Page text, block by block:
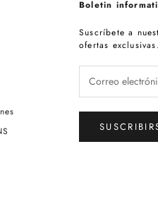
Boletin
Suscríbete a
ofertas exclusivas.